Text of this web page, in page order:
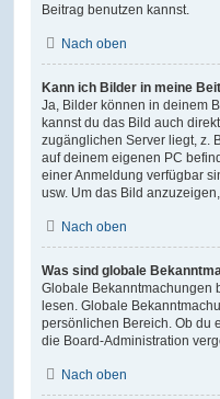
Beitrag benutzen kannst.
Nach oben
Kann ich Bilder in meine
Ja, Bilder können in deinem
kannst du das Bild auch
zugänglichen Server liegt, z.
auf deinem eigenen PC
einer Anmeldung verfügbar
usw. Um das Bild
Nach oben
Was sind globale
Globale Bekanntmachungen
lesen. Globale
persönlichen Bereich. Ob du
die Board-Administration
Nach oben